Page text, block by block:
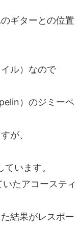
ギターとの位置
ル）なので
）のジミーペ
が、
います。
たアコースティ
結果がレスポー